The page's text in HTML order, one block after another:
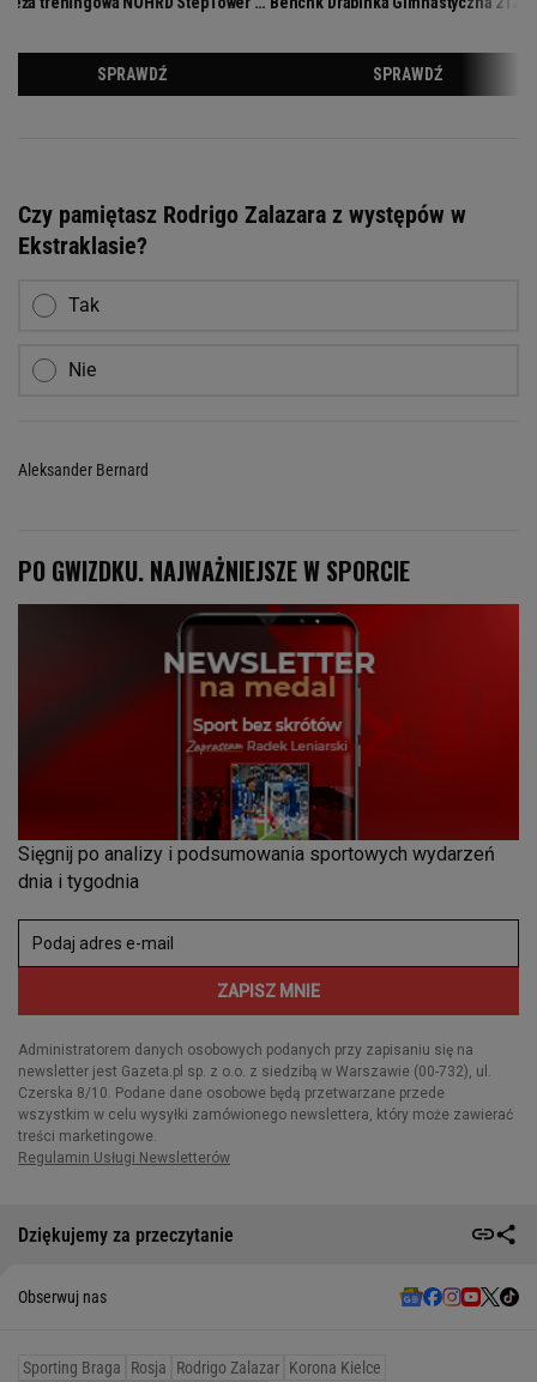
Czy pamiętasz Rodrigo Zalazara z występów w
Ekstraklasie?
Tak
Nie
Aleksander Bernard
Dziękujemy za przeczytanie
Obserwuj nas
Sporting Braga Rosja Rodrigo Zalazar Korona Kielce